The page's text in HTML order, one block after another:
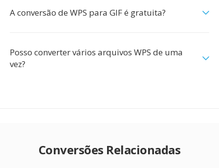
A conversão de WPS para GIF é gratuita?
Posso converter vários arquivos WPS de uma
vez?
Conversões Relacionadas